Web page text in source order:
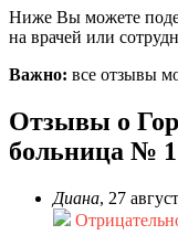
Ниже Вы можете
на врачей или
Важно: все отзывы
Отзывы о
больница № 1
Диана, 27